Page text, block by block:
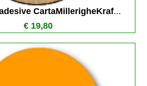
CartaMillerigheKraf...
€ 19,80